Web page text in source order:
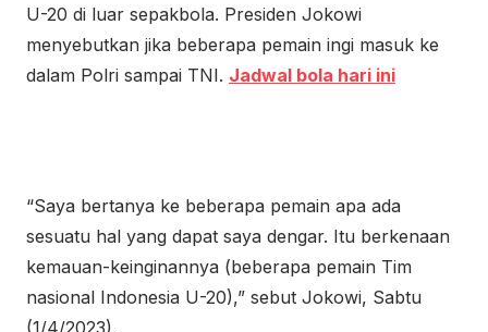
U-20 di luar sepakbola. Presiden Jokowi
menyebutkan jika beberapa pemain ingi masuk ke
dalam Polri sampai TNI. Jadwal bola hari ini
“Saya bertanya ke beberapa pemain apa ada
sesuatu hal yang dapat saya dengar. Itu berkenaan
kemauan-keinginannya (beberapa pemain Tim
nasional Indonesia U-20),” sebut Jokowi, Sabtu
(1/4/2023).